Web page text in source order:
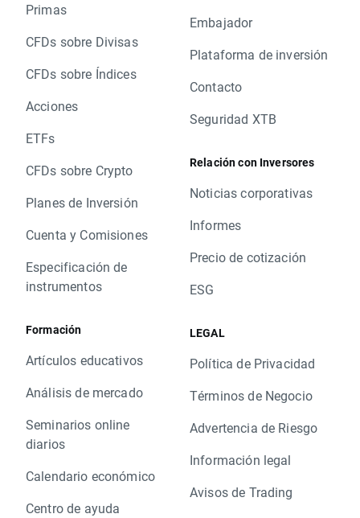
Primas
CFDs sobre Divisas
CFDs sobre Índices
Acciones
ETFs
CFDs sobre Crypto
Planes de Inversión
Cuenta y Comisiones
Especificación de
instrumentos
Formación
Artículos educativos
Análisis de mercado
Seminarios online
diarios
Calendario económico
Centro de ayuda
Embajador
Plataforma de inversión
Contacto
Seguridad XTB
Relación con Inversores
Noticias corporativas
Informes
Precio de cotización
ESG
LEGAL
Política de Privacidad
Términos de Negocio
Advertencia de Riesgo
Información legal
Avisos de Trading